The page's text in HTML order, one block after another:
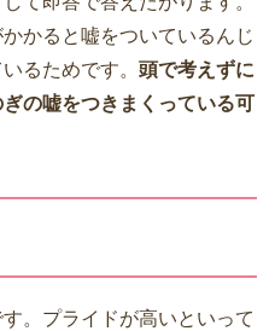
かると嘘をついているんじ
るためです。 頭で考えずに
の嘘をつきまくっている可
。プライドが高いといって